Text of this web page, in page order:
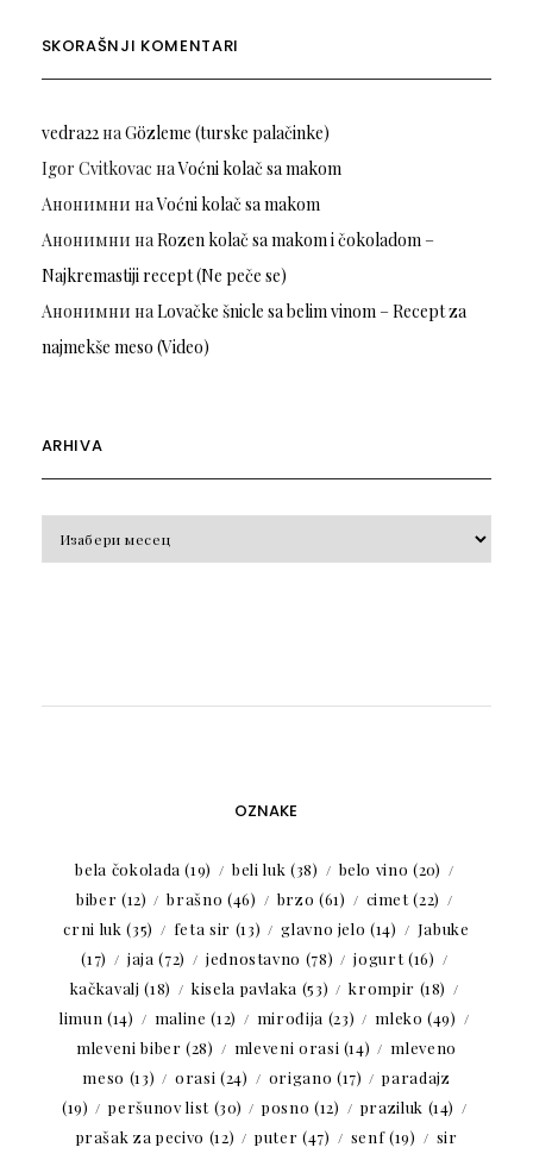
SKORAŠNJI KOMENTARI
vedra22наGözleme (turske palačinke)
Igor Cvitkovac наVoćni kolač sa makom
Анонимни наVoćni kolač sa makom
Анонимни наRozen kolač sa makom i čokoladom –
Najkremastiji recept (Ne peče se)
Анонимни наLovačke šnicle sa belim vinom – Recept za
najmekše meso (Video)
ARHIVA
OZNAKE
bela čokolada (19) beli luk (38) belo vino (20)
biber (12) brašno (46) brzo (61) cimet(22)
crni luk (35) feta sir (13) glavno jelo (14)
Jabuke
(17)
jaja (72) jednostavno (78) jogurt(16)
kačkavalj (18) kisela pavlaka (53) krompir (18)
limun (14) maline (12) mirođija (23) mleko (49)
mleveni biber (28) mleveni orasi (14)
mleveno
meso (13) orasi (24) origano (17)
paradajz
(19)
peršunov list(30) posno (12) praziluk (14)
prašak za pecivo (12) puter (47) senf(19)
sir